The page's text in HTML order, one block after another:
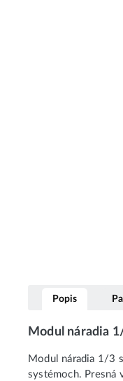
Popis
Modul náradia
Modul náradia 1/3
systémoch. Presná